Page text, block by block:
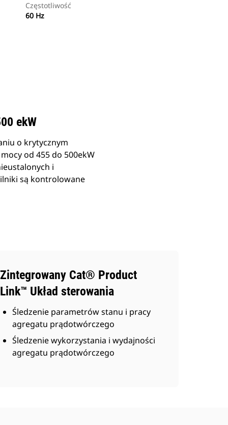
Częstotliwość
60 Hz
ekW
o krytycznym
od 455 do 500ekW
i
są kontrolowane
Zintegrowany Cat® Product
Link™ Układ sterowania
Śledzenie parametrów stanu i pracy
agregatu prądotwórczego
Śledzenie wykorzystania i wydajności
agregatu prądotwórczego